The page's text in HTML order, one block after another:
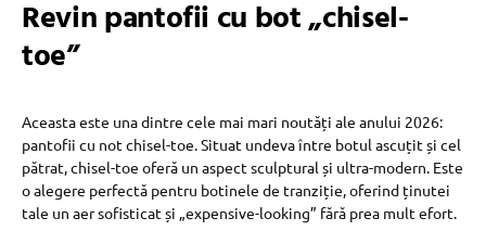
Revin pantofii cu bot „chisel-
toe”
Aceasta este una dintre cele mai mari noutăți ale anului 2026:
pantofii cu not chisel-toe. Situat undeva între botul ascuțit și cel
pătrat, chisel-toe oferă un aspect sculptural și ultra-modern. Este
o alegere perfectă pentru botinele de tranziție, oferind ținutei
tale un aer sofisticat și „expensive-looking” fără prea mult efort.